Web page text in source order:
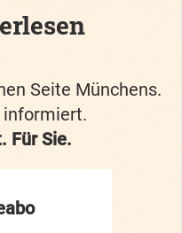
Seite Münchens.
Für Sie.